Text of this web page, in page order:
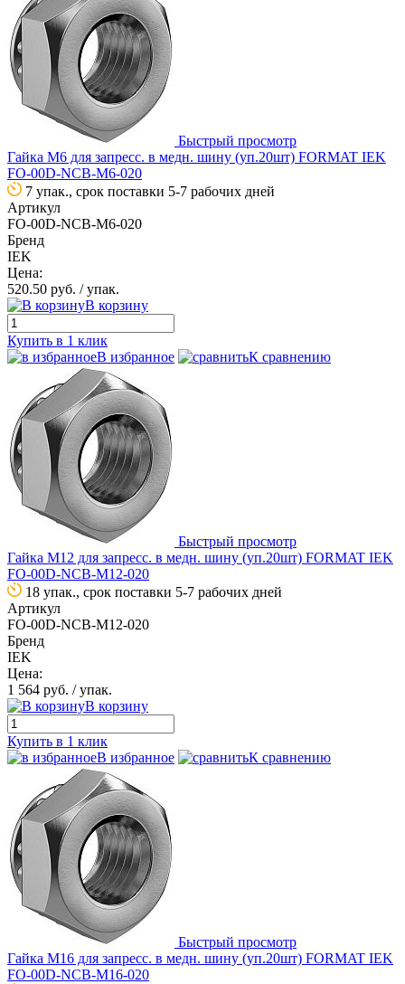
Быстрый просмотр
Гайка М6 для запресс. в медн. шину (уп.20шт) FORMAT IEK
FO-00D-NCB-M6-020
7 упак., срок поставки 5-7 рабочих дней
Артикул
FO-00D-NCB-M6-020
Бренд
IEK
Цена:
520.50 руб. / упак.
В корзину
Купить в 1 клик
В избранное
К сравнению
Быстрый просмотр
Гайка М12 для запресс. в медн. шину (уп.20шт) FORMAT IEK
FO-00D-NCB-M12-020
18 упак., срок поставки 5-7 рабочих дней
Артикул
FO-00D-NCB-M12-020
Бренд
IEK
Цена:
1 564 руб. / упак.
В корзину
Купить в 1 клик
В избранное
К сравнению
Быстрый просмотр
Гайка М16 для запресс. в медн. шину (уп.20шт) FORMAT IEK
FO-00D-NCB-M16-020